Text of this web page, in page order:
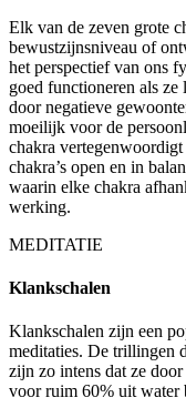
Elk van de zeven grote
bewustzijnsniveau of
het perspectief van ons
goed functioneren als ze
door negatieve
moeilijk voor de
chakra
chakra’s open en in
waarin elke chakra
werking.
MEDITATIE
Klankschalen
Klankschalen zijn een
meditaties. De trillingen
zijn zo intens dat ze
voor ruim 60% uit water